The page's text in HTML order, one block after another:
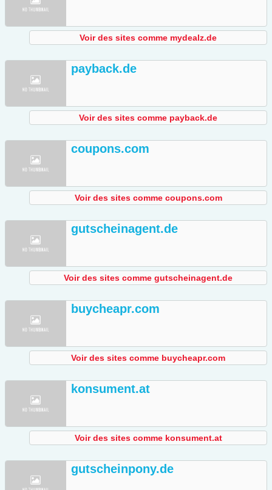
Voir des sites comme mydealz.de
payback.de
Voir des sites comme payback.de
coupons.com
Voir des sites comme coupons.com
gutscheinagent.de
Voir des sites comme gutscheinagent.de
buycheapr.com
Voir des sites comme buycheapr.com
konsument.at
Voir des sites comme konsument.at
gutscheinpony.de